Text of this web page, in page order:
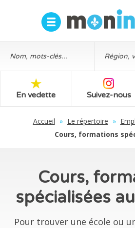
En vedette Suivez-nous
Accueil » Le répertoire »
Cours, formations
Cours,
spécialisées
Pour trouver une école ou